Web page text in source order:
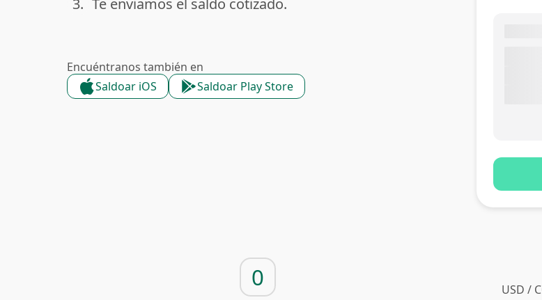
done
3. Te enviamos el saldo cotizado.
Encuéntranos también en
Saldoar iOS
Saldoar Play Store
0
USD /